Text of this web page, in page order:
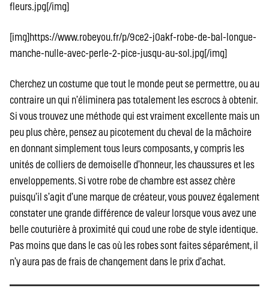
fleurs.jpg[/img]
[img]https://www.robeyou.fr/p/9ce2-j0akf-robe-de-bal-longue-
manche-nulle-avec-perle-2-pice-jusqu-au-sol.jpg[/img]
Cherchez un costume que tout le monde peut se permettre, ou au
contraire un qui n’éliminera pas totalement les escrocs à obtenir.
Si vous trouvez une méthode qui est vraiment excellente mais un
peu plus chère, pensez au picotement du cheval de la mâchoire
en donnant simplement tous leurs composants, y compris les
unités de colliers de demoiselle d’honneur, les chaussures et les
enveloppements. Si votre robe de chambre est assez chère
puisqu’il s’agit d’une marque de créateur, vous pouvez également
constater une grande différence de valeur lorsque vous avez une
belle couturière à proximité qui coud une robe de style identique.
Pas moins que dans le cas où les robes sont faites séparément, il
n’y aura pas de frais de changement dans le prix d’achat.